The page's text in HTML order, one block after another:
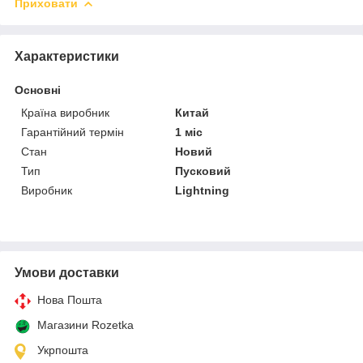
Приховати
Характеристики
Основні
Країна виробник
Китай
Гарантійний термін
1 міс
Стан
Новий
Тип
Пусковий
Виробник
Lightning
Умови доставки
Нова Пошта
Магазини Rozetka
Укрпошта